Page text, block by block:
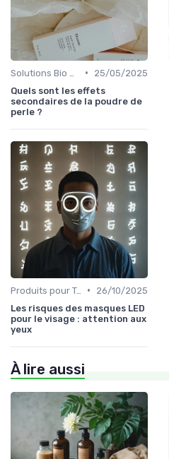
•
25/05/2025
Quels sont les effets
secondaires de la poudre de
perle ?
Produits pour Types de Peau •
26/10/2025
Les risques des masques LED
pour le visage : attention aux
yeux
À lire aussi